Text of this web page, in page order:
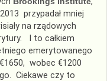
przypadał mniej
na rządowych
I to całkiem
emerytowanego
wobec €1200
Ciekawe czy to